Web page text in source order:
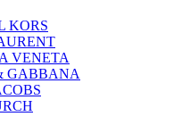
KORS
VENETA
GABBANA